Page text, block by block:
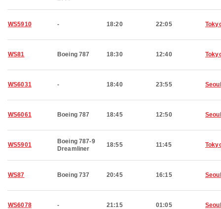
WS5910 - 18:20 22:05
WS81 Boeing 787 18:30 12:40
WS6031 - 18:40 23:55 Seoul
WS6061 Boeing 787 18:45 12:50 Seoul
WS5901
Boeing 787-9
Dreamliner
18:55 11:45
WS87 Boeing 737 20:45 16:15 Seoul
WS6078 - 21:15 01:05 Seoul